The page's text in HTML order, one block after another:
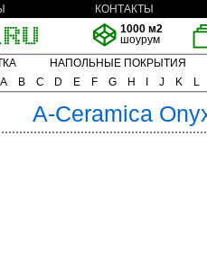
КОНТАКТЫ
1000 м2
шоурум
НАПОЛЬНЫЕ ПОКРЫТИЯ
A B C D E F G H J K L
A-Ceramica